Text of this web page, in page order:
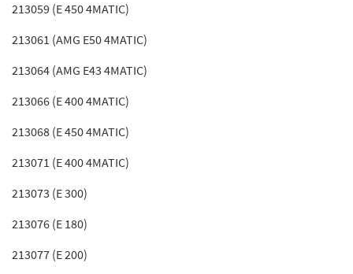
213059 (E 450 4MATIC)
213061 (AMG E50 4MATIC)
213064 (AMG E43 4MATIC)
213066 (E 400 4MATIC)
213068 (E 450 4MATIC)
213071 (E 400 4MATIC)
213073 (E 300)
213076 (E 180)
213077 (E 200)